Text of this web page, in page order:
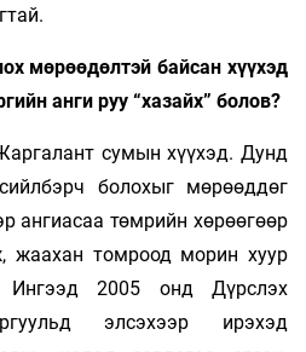
мөрөөдөлтэй байсан хүүхэд
анги руу “хазайх” болов?
сумын хүүхэд. Дунд
болохыг мөрөөддөг
ангиасаа төмрийн хөрөөгөөр
жаахан томроод морин хуур
2005 онд Дүрслэх
элсэхээр ирэхэд